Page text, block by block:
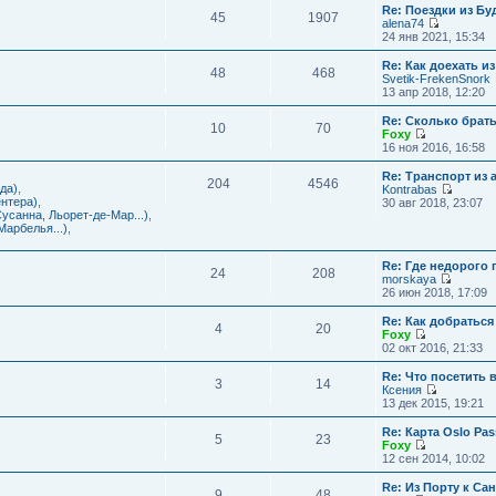
ю
о
б
щ
е
н
и
ю
е
м
у
с
о
о
б
щ
е
и
ю
л
д
н
е
м
у
с
о
б
щ
е
н
и
к
п
о
л
е
д
н
е
у
с
о
о
б
и
ю
45 1907
Re: Поездки из
alena74
П
е
р
е
й
т
к
п
о
л
е
д
с
о
о
щ
н
и
ю
24 янв 2021, 15:34
48 468
Re: Как доехать
Svetik-FrekenSnork
13 апр 2018, 12:20
10 70
Re: Сколько
Foxy
П
е
р
е
й
т
п
о
с
л
е
д
н
е
с
о
о
щ
н
и
ю
16 ноя 2016, 16:58
Льорет-де-Мар...)
204 4546
Re: Транспорт из
Kontrabas
П
й
т
п
о
л
е
д
е
с
о
о
щ
30 авг 2018, 23:07
24 208
Re: Где недорого
morskaya
П
е
р
е
й
т
к
п
о
л
д
н
е
26 июн 2018, 17:09
4 20
Re: Как
Foxy
П
е
р
е
й
т
к
п
о
л
02 окт 2016, 21:33
3 14
Re: Что посетить
Ксения
П
е
р
е
й
т
13 дек 2015, 19:21
5 23
Re: Карта Oslo
Foxy
П
е
р
12 сен 2014, 10:02
Re: Из Порту к